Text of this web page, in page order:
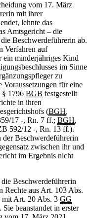
vom 17. März
mit ihrer
lehnte das
Amtsgericht ‒ die
Beschwerdeführerin ab.
Verfahren auf
ein minderjähriges Kind
im Sinne
zu
Voraussetzungen für eine
§ 1796 BGB festgestellt
in ihren
(BGH,
17 -, Rn. 7 ff.; BGH,
592/12 -, Rn. 13 ff.).
der Beschwerdeführerin
zwischen ihr und
im Ergebnis nicht
Beschwerdeführerin
Rechte aus Art. 103 Abs.
Art. 20 Abs. 3 GG
beanstandet in erster